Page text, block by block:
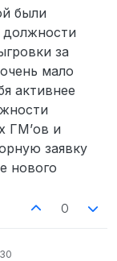
были
должности
за
мало
активнее
ГМ’ов и
заявку
нового
0